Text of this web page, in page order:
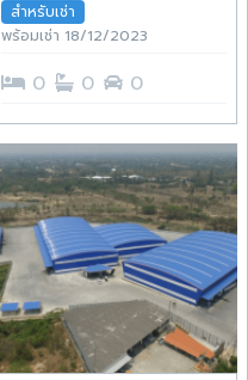
สำหรับเช่า
พร้อมเช่า 18/12/2023
0 0 0